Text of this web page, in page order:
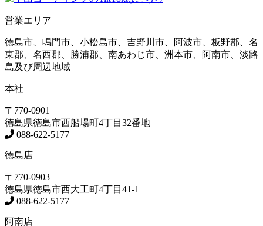
営業エリア
徳島市、鳴門市、小松島市、吉野川市、阿波市、板野郡、名
東郡、名西郡、勝浦郡、南あわじ市、洲本市、阿南市、淡路
島及び周辺地域
本社
〒770-0901
徳島県徳島市西船場町4丁目32番地
088-622-5177
徳島店
〒770-0903
徳島県徳島市西大工町4丁目41-1
088-622-5177
阿南店